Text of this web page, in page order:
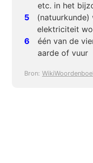
etc. in het
elektriciteit
één van de
aarde of vuur
Bron: